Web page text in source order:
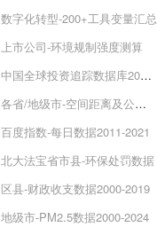
数字化转型-200+工具变量汇总
上市公司-环境规制强度测算
中国全球投资追踪数据库2005-2025
各省/地级市-空间距离及公路交通距离数据
百度指数-每日数据2011-2021
北大法宝省市县-环保处罚数据
区县-财政收支数据2000-2019
地级市-PM2.5数据2000-2024